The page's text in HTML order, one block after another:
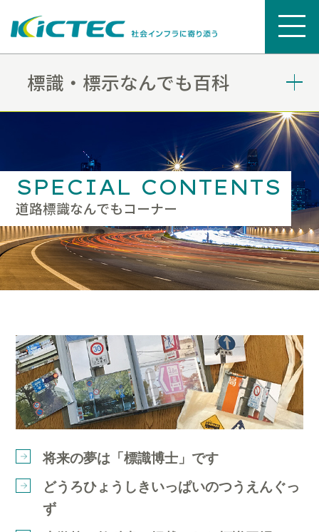
標識・標示なんでも百科
SPECIAL CONTENTS
道路標識なんでもコーナー
将来の夢は「標識博士」です
どうろひょうしきいっぱいのつうえんぐっ
ず